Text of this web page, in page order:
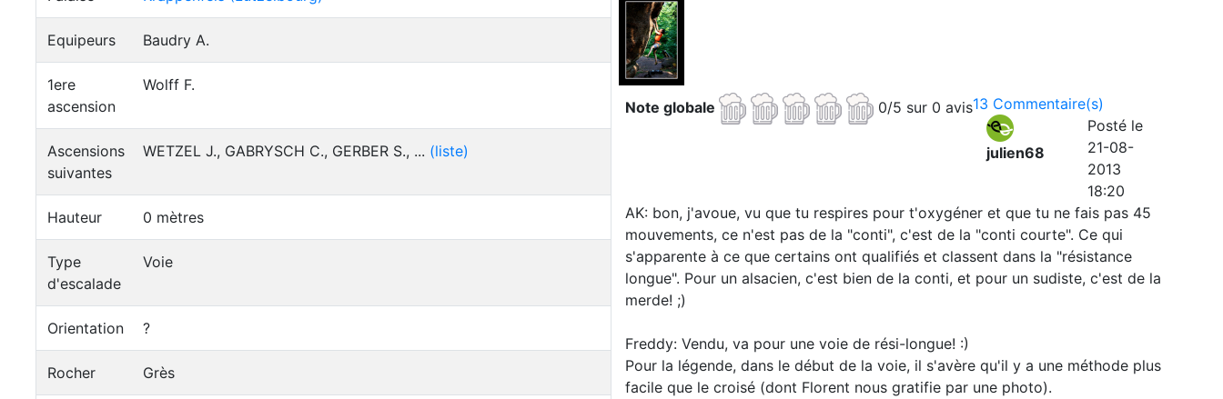
Equipeurs Baudry A.
1ere
ascension
Wolff F.
Ascensions
suivantes
WETZEL J., GABRYSCH C., GERBER S., ... (liste)
Hauteur 0 mètres
Type
d'escalade
Voie
Orientation ?
Rocher Grès
13 Commentaire(s)
Note globale 0/5 sur 0 avis
julien68
Posté le
21-08-
2013
18:20
AK: bon, j'avoue, vu que tu respires pour t'oxygéner et que tu ne fais pas 45
mouvements, ce n'est pas de la "conti", c'est de la "conti courte". Ce qui
s'apparente à ce que certains ont qualifiés et classent dans la "résistance
longue". Pour un alsacien, c'est bien de la conti, et pour un sudiste, c'est de la
merde! ;)
Freddy: Vendu, va pour une voie de rési-longue! :)
Pour la légende, dans le début de la voie, il s'avère qu'il y a une méthode plus
facile que le croisé (dont Florent nous gratifie par une photo).